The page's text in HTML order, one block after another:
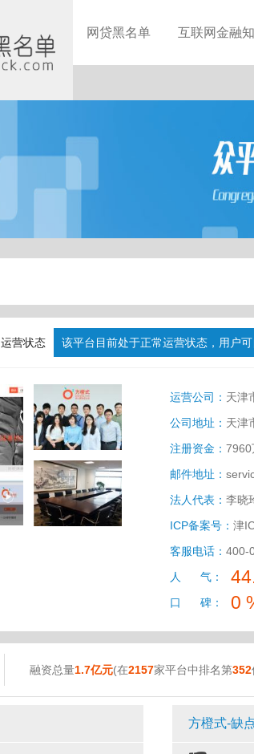
网贷黑名单 互联网金融
运营状态 该平台目前处于正常运营状态，用户
运营公司： 天津
公司地址： 天津
注册资金： 7960
邮件地址：
法人代表： 李晓
ICP备案号： 津
客服电话： 400-
人 气：
口 碑：
0
融资总量1.7亿元(在2157家平台中排名第352
方橙式-缺